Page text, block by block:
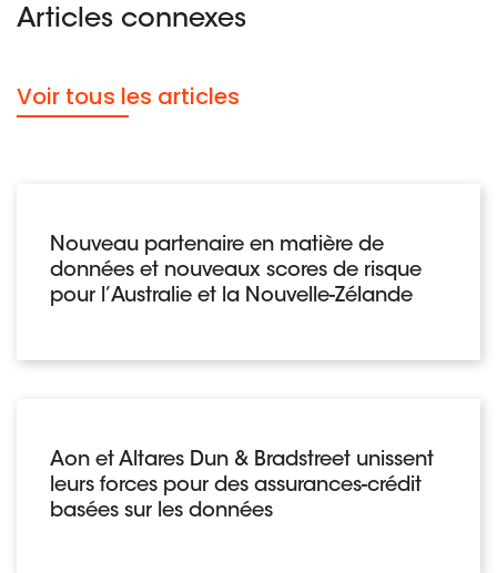
Articles connexes
Voir tous les articles
Nouveau partenaire en matière de
données et nouveaux scores de risque
pour l’Australie et la Nouvelle-Zélande
Aon et Altares Dun & Bradstreet unissent
leurs forces pour des assurances-crédit
basées sur les données